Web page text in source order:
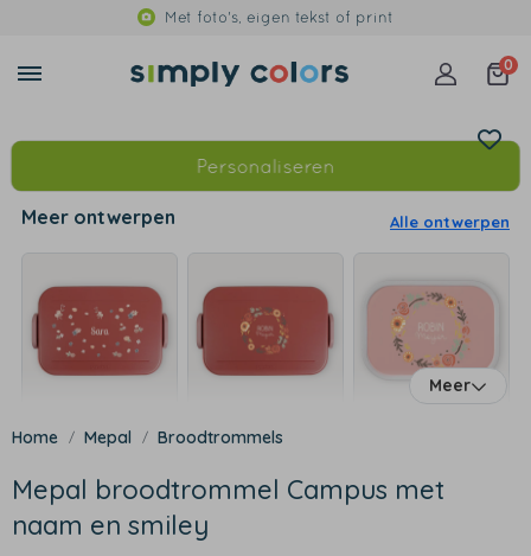
Met foto's, eigen tekst of print
0
Personaliseren
Meer ontwerpen Alle ontwerpen
Meer
Mepal Broodtrommels
Mepal broodtrommel Campus met
naam en smiley